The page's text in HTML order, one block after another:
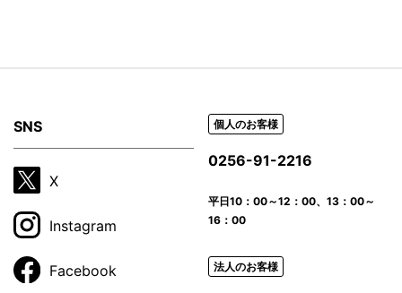
SNS
X
Instagram
Facebook
個人のお客様
0256-91-2216
平日10：00～12：00、13：00～
16：00
法人のお客様